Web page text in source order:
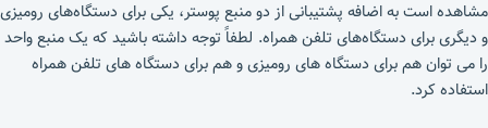
مشاهده است به اضافه پشتیبانی از دو منبع پوستر، یکی برای دستگاه‌های رومیزی
و دیگری برای دستگاه‌های تلفن همراه. لطفاً توجه داشته باشید که یک منبع واحد
را می توان هم برای دستگاه های رومیزی و هم برای دستگاه های تلفن همراه
استفاده کرد.